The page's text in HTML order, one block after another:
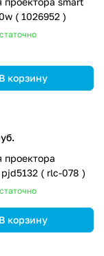
( 1026952 )
В корзину
проектора
( rlc-078 )
В корзину